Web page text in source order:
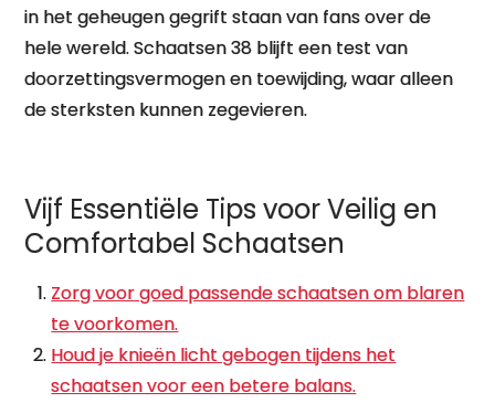
in het geheugen gegrift staan van fans over de
hele wereld. Schaatsen 38 blijft een test van
doorzettingsvermogen en toewijding, waar alleen
de sterksten kunnen zegevieren.
Vijf Essentiële Tips voor Veilig en
Comfortabel Schaatsen
Zorg voor goed passende schaatsen om blaren
te voorkomen.
Houd je knieën licht gebogen tijdens het
schaatsen voor een betere balans.